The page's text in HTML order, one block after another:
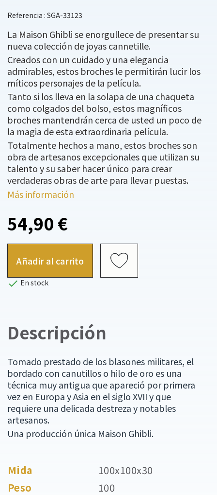
Referencia : SGA-33123
La Maison Ghibli se enorgullece de presentar su
nueva colección de joyas cannetille.
Creados con un cuidado y una elegancia
admirables, estos broches le permitirán lucir los
míticos personajes de la película.
Tanto si los lleva en la solapa de una chaqueta
como colgados del bolso, estos magníficos
broches mantendrán cerca de usted un poco de
la magia de esta extraordinaria película.
Totalmente hechos a mano, estos broches son
obra de artesanos excepcionales que utilizan su
talento y su saber hacer único para crear
verdaderas obras de arte para llevar puestas.
Más información
54,90 €
Añadir al carrito
 En stock
Descripción
Tomado prestado de los blasones militares, el
bordado con canutillos o hilo de oro es una
técnica muy antigua que apareció por primera
vez en Europa y Asia en el siglo XVII y que
requiere una delicada destreza y notables
artesanos.
Una producción única Maison Ghibli.
Mida
100x100x30
Peso
100